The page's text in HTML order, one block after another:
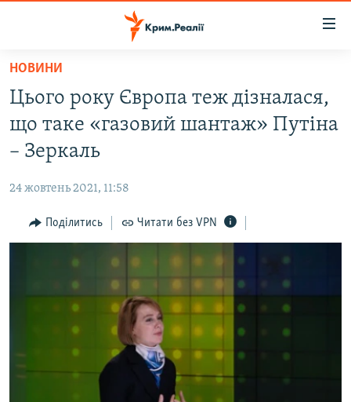
Перейти
основного
матеріалу
Перейти
основної
Перейти
до
ВОДА.КРИМ
ВІДЕО ТА ФОТО
БЛОГИ
ПОГЛЯД
ВСЕ ЗА ДЕНЬ
СПЕЦПРОЕКТИ
ВІДЕОУРОКИ «ELIFBE»
СВІДЧЕННЯ ОКУПАЦІЇ
ЯК ОБІЙТИ БЛОКУВАННЯ
Русский
НОВИНИ
Цього року Європа теж дізналася,
що таке «газовий шантаж» Путіна
– Зеркаль
24 жовтень 2021, 11:58
Поділитись Читати без VPN